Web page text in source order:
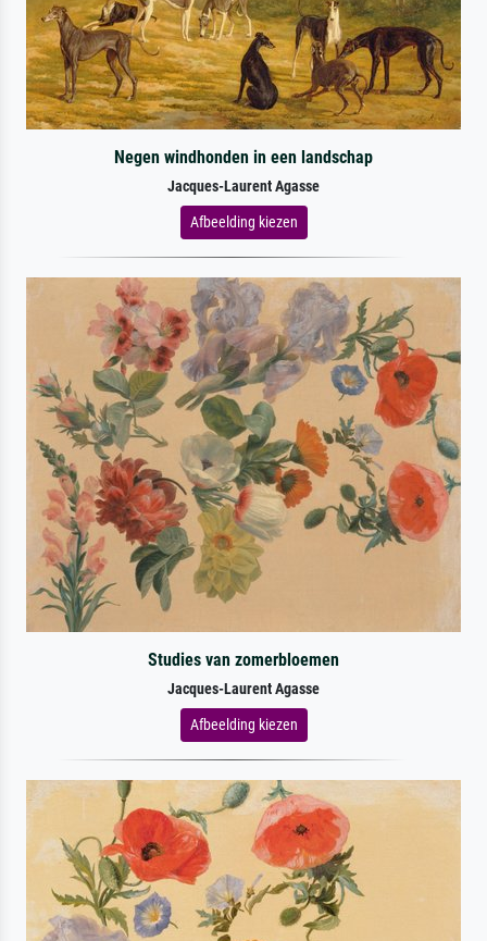
Negen windhonden in een landschap
Jacques-Laurent Agasse
Afbeelding kiezen
Studies van zomerbloemen
Jacques-Laurent Agasse
Afbeelding kiezen